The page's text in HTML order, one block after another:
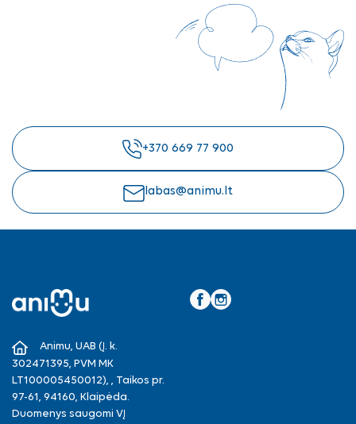
+370 669 77 900
labas@animu.lt
Animu, UAB (Į. k.
302471395, PVM MK
LT100005450012), , Taikos pr.
97-61, 94160, Klaipėda.
Duomenys saugomi VĮ